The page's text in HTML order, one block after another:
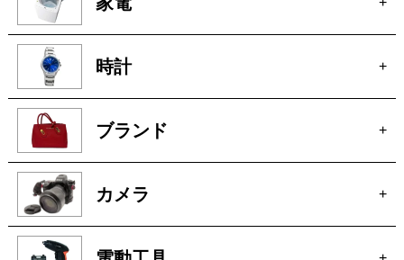
ブランド +
カメラ +
電動工具 +
厨房機器 +